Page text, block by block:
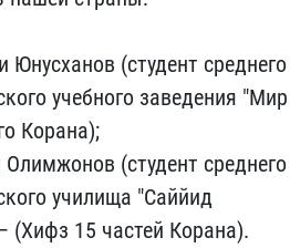
(студент среднего
учебного заведения "Мир
Корана);
(студент среднего
училища "Саййид
15 частей Корана).